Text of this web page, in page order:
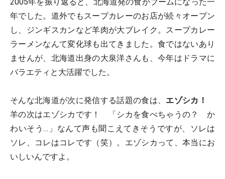
年でした。道外でもスープカレーのお店が続々オープン
し、ジンギスカンなど羊肉が大ブレイク。スープカレー
ラーメンなんて変化球も出てきました。食ではないあり
ませんが、北海道出身の大泉洋さんも、今年はドラマに
バラエティと大活躍でした。
そんな北海道が次に発信する話題の食は、 エゾシカ！
羊の次はエゾシカです！ 「シカを食べちゃうの？ か
わいそう…」なんて声も聞こえてきそうですが、ソレは
ソレ、コレはコレです（笑）。エゾシカって、本当にお
いしいんですよ。